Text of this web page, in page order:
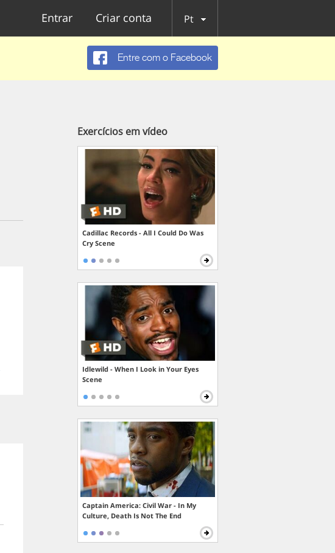
Entrar Criar conta Pt
Entre com o Facebook
Exercícios em vídeo
Cadillac Records - All I Could Do Was
Cry Scene
Idlewild - When I Look in Your Eyes
Scene
Captain America: Civil War - In My
Culture, Death Is Not The End